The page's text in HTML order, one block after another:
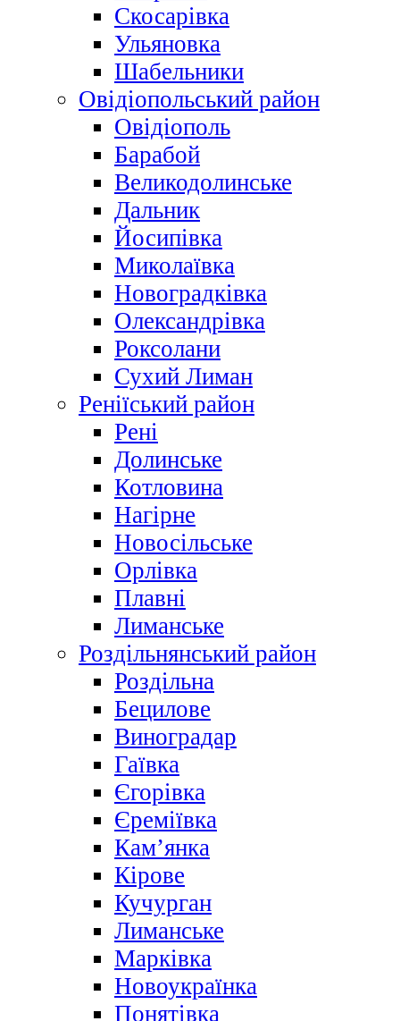
Скосарівка
Ульяновка
Шабельники
Овідіопольський район
Овідіополь
Барабой
Великодолинське
Дальник
Йосипівка
Миколаївка
Новоградківка
Олександрівка
Роксолани
Сухий Лиман
Реніїський район
Рені
Долинське
Котловина
Нагірне
Новосільське
Орлівка
Плавні
Лиманське
Роздільнянський район
Роздільна
Бецилове
Виноградар
Гаївка
Єгорівка
Єреміївка
Кам’янка
Кірове
Кучурган
Лиманське
Марківка
Новоукраїнка
Понятівка